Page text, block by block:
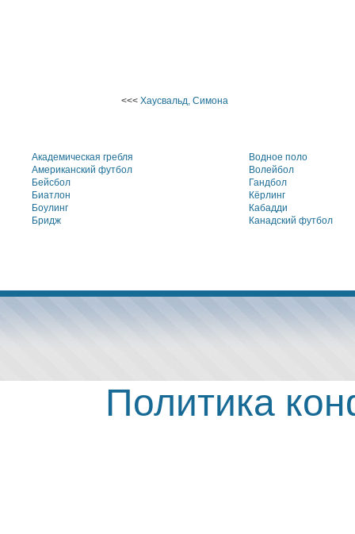
<<< Хаусвальд, Симона
Академическая гребля
Американский футбол
Бейсбол
Биатлон
Боулинг
Бридж
Водное поло
Волейбол
Гандбол
Кёрлинг
Кабадди
Канадский футбол
Политика